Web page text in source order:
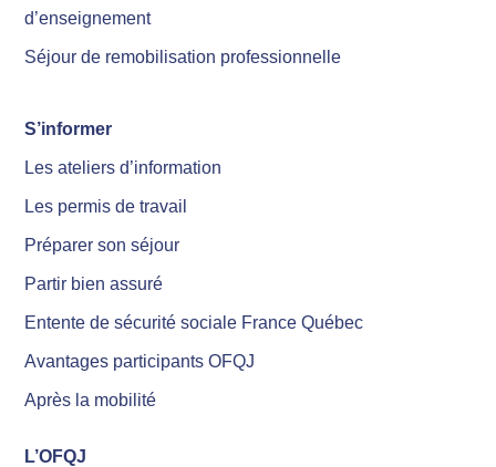
d’enseignement
Séjour de remobilisation professionnelle
S’informer
Les ateliers d’information
Les permis de travail
Préparer son séjour
Partir bien assuré
Entente de sécurité sociale France Québec
Avantages participants OFQJ
Après la mobilité
L’OFQJ